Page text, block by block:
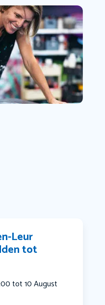
Leur
tot
tot 10 August